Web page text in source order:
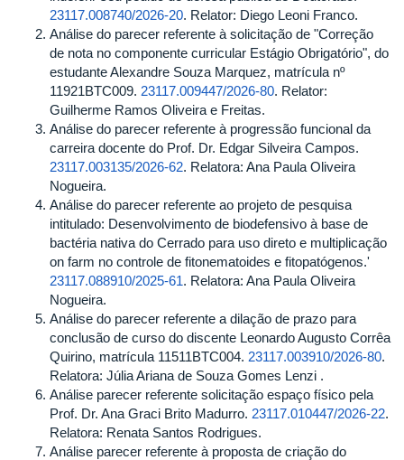
23117.008740/2026-20. Relator: Diego Leoni Franco.
Análise do parecer referente à solicitação de "Correção
de nota no componente curricular Estágio Obrigatório", do
estudante Alexandre Souza Marquez, matrícula nº
11921BTC009. 23117.009447/2026-80. Relator:
Guilherme Ramos Oliveira e Freitas.
Análise do parecer referente à progressão funcional da
carreira docente do Prof. Dr. Edgar Silveira Campos.
23117.003135/2026-62. Relatora: Ana Paula Oliveira
Nogueira.
Análise do parecer referente ao projeto de pesquisa
intitulado: Desenvolvimento de biodefensivo à base de
bactéria nativa do Cerrado para uso direto e multiplicação
on farm no controle de fitonematoides e fitopatógenos.'
23117.088910/2025-61. Relatora: Ana Paula Oliveira
Nogueira.
Análise do parecer referente a dilação de prazo para
conclusão de curso do discente Leonardo Augusto Corrêa
Quirino, matrícula 11511BTC004. 23117.003910/2026-80.
Relatora: Júlia Ariana de Souza Gomes Lenzi .
Análise parecer referente solicitação espaço físico pela
Prof. Dr. Ana Graci Brito Madurro. 23117.010447/2026-22.
Relatora: Renata Santos Rodrigues.
Análise parecer referente à proposta de criação do